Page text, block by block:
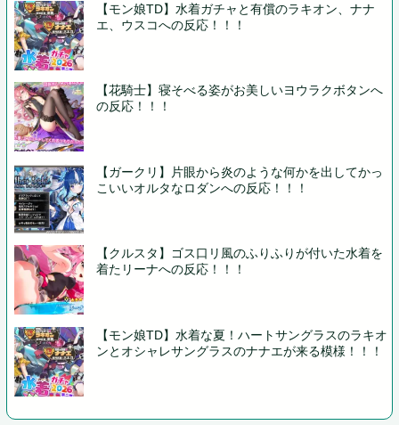
【モン娘TD】水着ガチャと有償のラキオン、ナナ
エ、ウスコへの反応！！！
【花騎士】寝そべる姿がお美しいヨウラクボタンへ
の反応！！！
【ガークリ】片眼から炎のような何かを出してかっ
こいいオルタなロダンへの反応！！！
【クルスタ】ゴス口リ風のふりふりが付いた水着を
着たリーナへの反応！！！
【モン娘TD】水着な夏！ハートサングラスのラキオ
ンとオシャレサングラスのナナエが来る模様！！！